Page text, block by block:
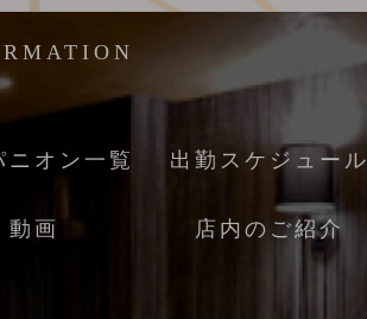
ニオン一覧 出勤スケジュール
動画 店内のご紹介